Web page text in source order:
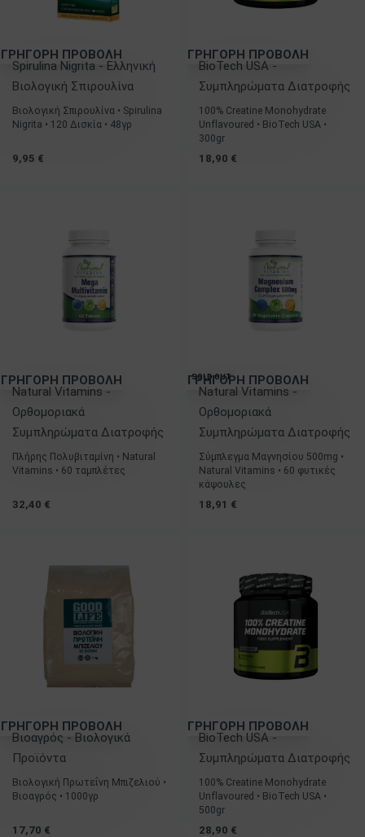
ΓΡΗΓΟΡΗ ΠΡΟΒΟΛΗ
Spirulina Nigrita - Ελληνική
Βιολογική Σπιρουλίνα
Βιολογική Σπιρουλίνα • Spirulina
Nigrita • 120 Δισκία • 48γρ
9,95 €
ΓΡΗΓΟΡΗ ΠΡΟΒΟΛΗ
BioTech USA -
Συμπληρώματα Διατροφής
100% Creatine Monohydrate
Unflavoured • BioTech USA •
300gr
18,90 €
ΓΡΗΓΟΡΗ ΠΡΟΒΟΛΗ
Natural Vitamins -
Ορθομοριακά
Συμπληρώματα Διατροφής
Πλήρης Πολυβιταμίνη • Natural
Vitamins • 60 ταμπλέτες
32,40 €
SOLD OUT
ΓΡΗΓΟΡΗ ΠΡΟΒΟΛΗ
Natural Vitamins -
Ορθομοριακά
Συμπληρώματα Διατροφής
Σύμπλεγμα Μαγνησίου 500mg •
Natural Vitamins • 60 φυτικές
κάψουλες
18,91 €
ΓΡΗΓΟΡΗ ΠΡΟΒΟΛΗ
Βιοαγρός - Βιολογικά
Προϊόντα
Βιολογική Πρωτεΐνη Μπιζελιού •
Βιοαγρός • 1000γρ
17,70 €
ΓΡΗΓΟΡΗ ΠΡΟΒΟΛΗ
BioTech USA -
Συμπληρώματα Διατροφής
100% Creatine Monohydrate
Unflavoured • BioTech USA •
500gr
28,90 €